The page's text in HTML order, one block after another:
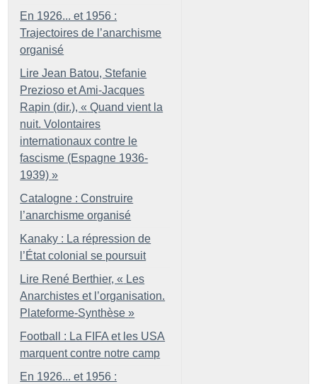
En 1926... et 1956 :
Trajectoires de l’anarchisme
organisé
Lire Jean Batou, Stefanie
Prezioso et Ami-Jacques
Rapin (dir.), « Quand vient la
nuit. Volontaires
internationaux contre le
fascisme (Espagne 1936-
1939) »
Catalogne : Construire
l’anarchisme organisé
Kanaky : La répression de
l’État colonial se poursuit
Lire René Berthier, « Les
Anarchistes et l’organisation.
Plateforme-Synthèse »
Football : La FIFA et les USA
marquent contre notre camp
En 1926... et 1956 :